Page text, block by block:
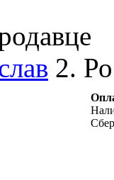
2.